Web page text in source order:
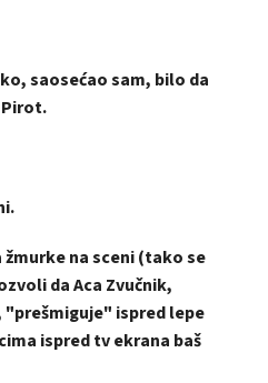
saosećao sam, bilo da
Pirot.
žmurke na sceni (tako se
da Aca Zvučnik,
ispred lepe
ispred tv ekrana baš